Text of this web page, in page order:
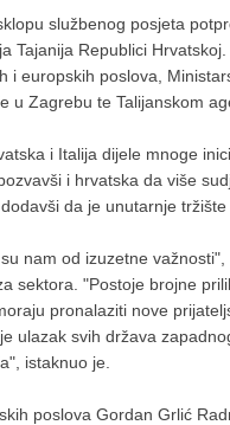
službenog posjeta
Tajanija Republici
i europskih poslova,
u Zagrebu te Talijanskom
i Italija dijele mnoge
i hrvatska da više
da je unutarnje
nam od izuzetne
sektora. "Postoje brojne
pronalaziti nove
ulazak svih država
istaknuo je.
poslova Gordan Grlić